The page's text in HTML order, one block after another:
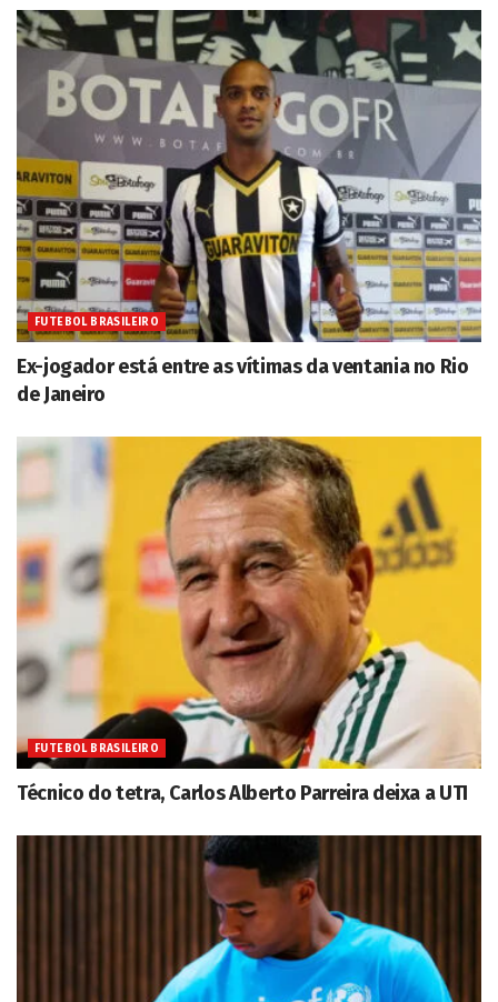
FUTEBOL BRASILEIRO
Ex-jogador está entre as vítimas da ventania no Rio
de Janeiro
FUTEBOL BRASILEIRO
Técnico do tetra, Carlos Alberto Parreira deixa a UTI